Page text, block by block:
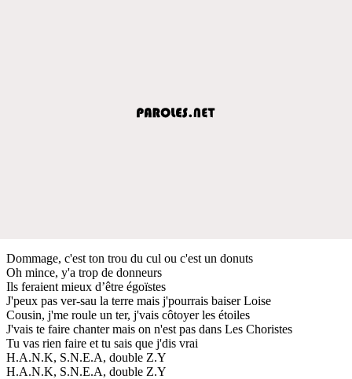
Dommage, c'est ton trou du cul ou c'est un donuts
Oh mince, y'a trop de donneurs
Ils feraient mieux d’être égoïstes
J'peux pas ver-sau la terre mais j'pourrais baiser Loise
Cousin, j'me roule un ter, j'vais côtoyer les étoiles
J'vais te faire chanter mais on n'est pas dans Les Choristes
Tu vas rien faire et tu sais que j'dis vrai
H.A.N.K, S.N.E.A, double Z.Y
H.A.N.K, S.N.E.A, double Z.Y